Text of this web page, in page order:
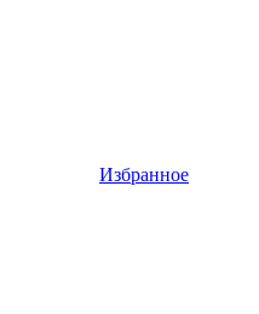
Избранное